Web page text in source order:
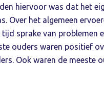
hiervoor was dat het
Over het algemeen
tijd sprake van problemen
ouders waren positief
Ook waren de meeste